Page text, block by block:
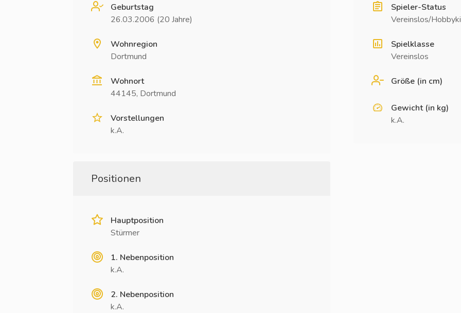
Geburtstag
26.03.2006 (20 Jahre)
Wohnregion
Dortmund
Wohnort
44145, Dortmund
Vorstellungen
k.A.
Spieler-Status
Vereinslos/
Spielklasse
Vereinslos
Größe (in cm)
Gewicht (in kg)
k.A.
Positionen
Hauptposition
Stürmer
1. Nebenposition
k.A.
2. Nebenposition
k.A.